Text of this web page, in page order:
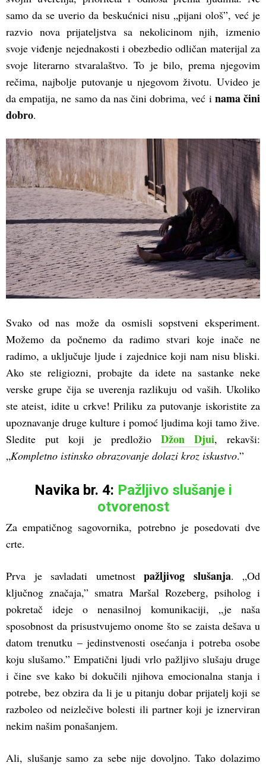
samo da se uverio da beskućnici nisu „pijani ološ”, već je
razvio nova prijateljstva sa nekolicinom njih, izmenio
svoje viđenje nejednakosti i obezbedio odličan materijal za
svoje literarno stvaralaštvo. To je bilo, prema njegovim
rečima, najbolje putovanje u njegovom životu. Uvideo je
da empatija, ne samo da nas čini dobrima, već i nama čini
dobro.
Svako od nas može da osmisli sopstveni eksperiment.
Možemo da počnemo da radimo stvari koje inače ne
radimo, a uključuje ljude i zajednice koji nam nisu bliski.
Ako ste religiozni, probajte da idete na sastanke neke
verske grupe čija se uverenja razlikuju od vaših. Ukoliko
ste ateist, idite u crkve! Priliku za putovanje iskoristite za
upoznavanje druge kulture i pomoć ljudima koji tamo žive.
Sledite put koji je predložio Džon Djui, rekavši:
„Kompletno istinsko obrazovanje dolazi kroz iskustvo.”
Navika br. 4: Pažljivo slušanje i
otvorenost
Za empatičnog sagovornika, potrebno je posedovati dve
crte.
Prva je savladati umetnost pažljivog slušanja. „Od
ključnog značaja,” smatra Maršal Rozeberg, psiholog i
pokretač ideje o nenasilnoj komunikaciji, „je naša
sposobnost da prisustvujemo onome što se zaista dešava u
datom trenutku – jedinstvenosti osećanja i potreba osobe
koju slušamo.” Empatični ljudi vrlo pažljivo slušaju druge
i čine sve kako bi dokučili njihova emocionalna stanja i
potrebe, bez obzira da li je u pitanju dobar prijatelj koji se
razboleo od neizlečive bolesti ili partner koji je iznerviran
nekim našim ponašanjem.
Ali, slušanje samo za sebe nije dovoljno. Tako dolazimo